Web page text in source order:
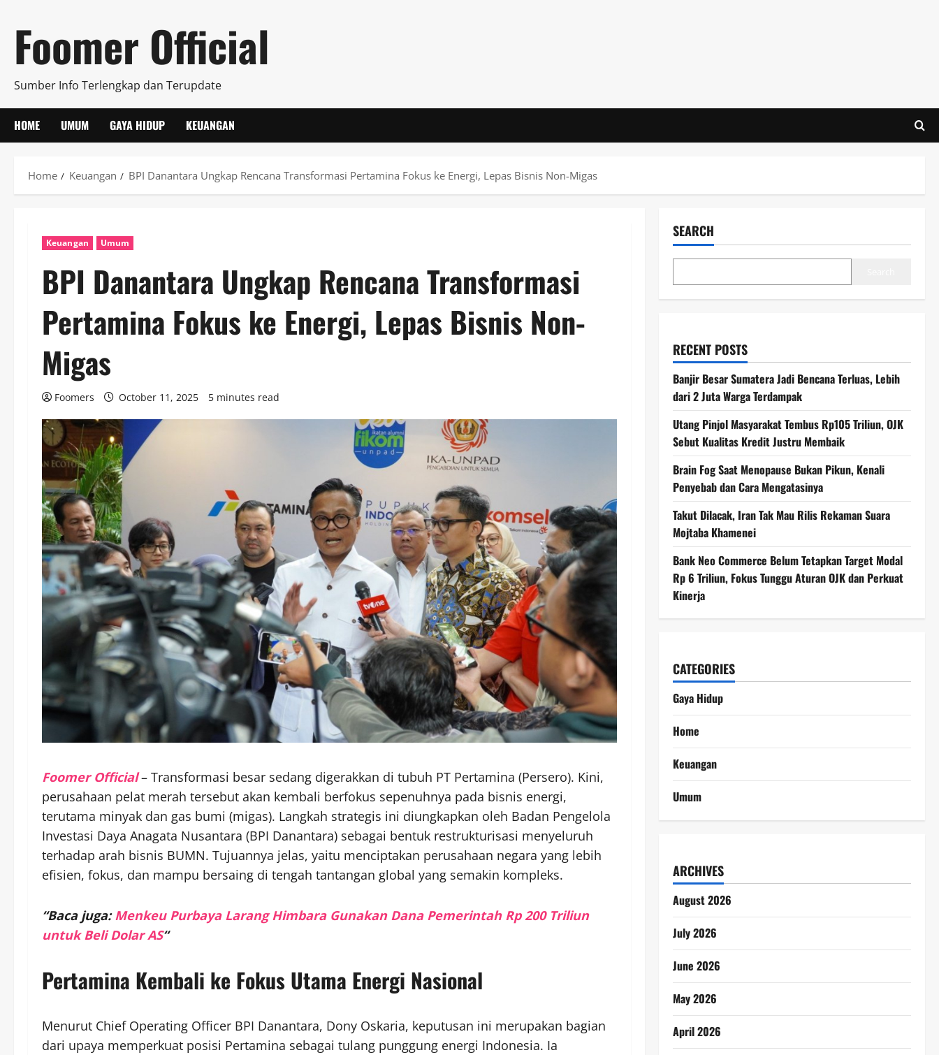
content
Foomer Official
Sumber Info Terlengkap dan Terupdate
HOME UMUM GAYA HIDUP KEUANGAN
Home Keuangan BPI Danantara Ungkap Rencana Transformasi Pertamina Fokus ke Energi, Lepas Bisnis Non-Migas
Keuangan Umum
BPI Danantara Ungkap Rencana Transformasi
Pertamina Fokus ke Energi, Lepas Bisnis Non-
Migas
Foomers October 11, 2025 5 minutes read
Foomer Official– Transformasi besar sedang digerakkan di tubuh PT Pertamina (Persero). Kini,
perusahaan pelat merah tersebut akan kembali berfokus sepenuhnya pada bisnis energi,
terutama minyak dan gas bumi (migas). Langkah strategis ini diungkapkan oleh Badan Pengelola
Investasi Daya Anagata Nusantara (BPI Danantara) sebagai bentuk restrukturisasi menyeluruh
terhadap arah bisnis BUMN. Tujuannya jelas, yaitu menciptakan perusahaan negara yang lebih
efisien, fokus, dan mampu bersaing di tengah tantangan global yang semakin kompleks.
“Baca juga:Menkeu Purbaya Larang Himbara Gunakan Dana Pemerintah Rp 200 Triliun
untuk Beli Dolar AS“
Pertamina Kembali ke Fokus Utama Energi Nasional
Menurut Chief Operating Officer BPI Danantara, Dony Oskaria, keputusan ini merupakan bagian
dari upaya memperkuat posisi Pertamina sebagai tulang punggung energi Indonesia. Ia
SEARCH
RECENT POSTS
Banjir Besar Sumatera Jadi Bencana Terluas, Lebih
dari 2 Juta Warga Terdampak
Utang Pinjol Masyarakat Tembus Rp105 Triliun, OJK
Sebut Kualitas Kredit Justru Membaik
Brain Fog Saat Menopause Bukan Pikun, Kenali
Penyebab dan Cara Mengatasinya
Takut Dilacak, Iran Tak Mau Rilis Rekaman Suara
Mojtaba Khamenei
Bank Neo Commerce Belum Tetapkan Target Modal
Rp 6 Triliun, Fokus Tunggu Aturan OJK dan Perkuat
Kinerja
CATEGORIES
Gaya Hidup
Home
Keuangan
Umum
ARCHIVES
August 2026
July 2026
June 2026
May 2026
April 2026